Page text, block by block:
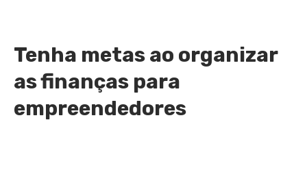
Tenha metas ao organizar
as finanças para
empreendedores